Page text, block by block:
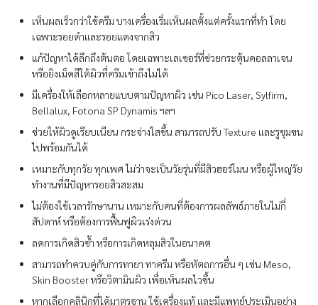
เห็นผลเร็วกว่าใช้ครีม บางเครื่องเริ่มเห็นผลตั้งแต่ครั้งแรกที่ทำ โดย
เฉพาะรอยดำและรอยแดงจากสิว
แก้ปัญหาได้ลึกถึงต้นตอ โดยเฉพาะเลเซอร์ที่ช่วยกระตุ้นคอลลาเจน
หรือยิงเม็ดสีใต้ผิวที่ครีมเข้าถึงไม่ได้
มีเครื่องให้เลือกหลายแบบตามปัญหาผิว เช่น Pico Laser, Sylfirm,
Bellalux, Fotona SP Dynamis ฯลฯ
ช่วยให้ผิวดูเรียบเนียน กระจ่างใสขึ้น สามารถปรับ Texture และรูขุมขน
ไปพร้อมกันได้
เหมาะกับทุกวัย ทุกเพศ ไม่ว่าจะเป็นวัยรุ่นที่มีสิวฮอร์โมน หรือผู้ใหญ่วัย
ทำงานที่มีปัญหารอยสิวสะสม
ไม่ต้องใช้เวลารักษานาน เหมาะกับคนที่ต้องการผลลัพธ์ภายในไม่กี่
สัปดาห์ หรือต้องการฟื้นฟูผิวเร่งด่วน
ลดการเกิดสิวซ้ำ หรือการเกิดหลุมสิวในอนาคต
สามารถทำควบคู่กับการทายา ทาครีม หรือหัตถการอื่น ๆ เช่น Meso,
Skin Booster หรือวิตามินผิว เพื่อเห็นผลไวขึ้น
หากเลือกคลินิกที่ได้มาตรฐาน ใช้เครื่องแท้ และมีแพทย์ประเมินอย่าง